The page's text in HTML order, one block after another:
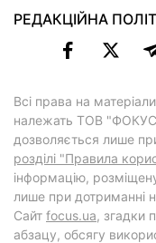
РЕДАКЦІЙНА
Всі права на
належать ТОВ "ФОКУС
дозволяється лише
розділі "Правила
інформацію,
лише при дотриманні
Cайт focus.ua, згадки
абзацу, обсягу